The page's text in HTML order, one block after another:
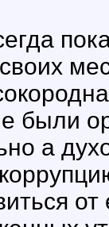
были
а
от